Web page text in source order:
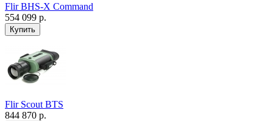
Flir BHS-X Command
554 099 р.
Flir Scout BTS
844 870 р.